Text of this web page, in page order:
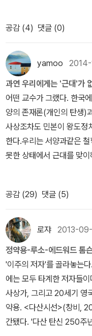
무엇보다 그의 철학은 논
는다. 『그라마톨로지』를
분석과 추론의 상당 부분
정을 통하여 다른 사상가들
의 내면세계, 그리고 텍스
비판적이며 창발적인 대화
자가 총 445쪽의 원서를
소의 글을 비롯하여 무려
히, 데리다 자신이 이 책의
기존의 사상사와 문학사의
체계의 규범과 기준에서
구성하는 텍스트는 찾아보
텍스트 병치 방식과 이질
그가 다른 사상가의 글과
사이에 자신의 텍스트를
고 있다는 점인데, 이것을
olyogue intertextuel)라
에서 실제로 발생하지 않
속된 사상가들과 텍스트
수하면서 가상의 대화를
양 지성사의 ‘샤먼’의 역
어를 향한 꿈』(2020, 민
을 온라인 패밀리데이에서
🤗• 앙드레 지드 『코리동
동성애가 뭐 어쨌다고 난리
고 싶어요.• 비에른 베르예
름출판)• 메릴린 스트래
이클 샌델 『공정하다는
책' 리스트를 정리 중에 샌
더군요.능력주의는 정의로
공과 실패를 재단하는 성
계』에서 장하준 교수의
읽을 내용입니다. 번역도
조금이라도 더 이해해보자
생각합니다. 추천~추천사
이상 능력주의를 완벽하게
가 가진 장점의 시효는 다
주의 정책의 실현을 불가
학 관련한)를 많이 인용하
혈을 기울여 이야기하고 있
면’이다. 그는 능력주의가
고리가 끊어지기 시작했다
차이는 틀에 박힌 개념이
야 비로소 세상은 개념이
의 틀로부터 깨어날 수 있
데리다 & 들뢰즈 : 의미와 무의미
의 도식으로부터 착안한
그저 개념을 위한 도식을
터 벗어날 경우 거꾸로 기
로운 도식을 만들 수 있다
없다. 새로운 개념이 나오
다. 기존의 개념을 파괴하
나 인식 활동이 아니라 개
데리다 & 들뢰즈 : 의미
고, 개념으로 표상되는 물(
미지들의 총합이라고 해
성 중 일부만을 선택적으
것으로 들뢰즈는 '기계'로
게 만들어 줄 수 있다고
것들을 '기계'의 관점에서
e'인 것과 '기계적
미리 설계된 대로 한 치의
은 그러한 엄밀한 체계를
난 직후였던 탓인 것 같다.
자도 모른다'고 할 때의 그
식은 다양하게 읽힐 수도
대한 것이었다. 기역자를
래서 글을 읽는 것과 글쓰
시키는 것에 대한, 무엇보
는 것처럼 말이다.1. 소설
이름을 물은 후 한자로 명
또 한번, 두번을 써서 의
이스의 ‘피네간의 경야’를
로움을 언급하는 대목을
쟁을 뜻하지만 독일어에
수성에 대한 예로 가져온다
이 짧다는 것으로도, 정반
라고 부르는 말은 이런 의
는 차이를 소거시킨다는 데
동일성을 유지하지만 에크
는 것을 보여주는 장면이
수의 언어, 복수의 컨텍스
복의 목숨은 주인의 손에
길게도 만들 수 있는 '노비'
공감 (4) 댓글 (0)
yamoo
과연 우리에게는 '근대'가
어떤 교수가 그랬다. 한국
양의 존재론(개인의 탄생)
사상조차도 민본이 왕도정
한다.우리는 서양과같은
못한 상태에서 근대를 맞
라 여러번 곱씹어 봤다. 어
민사관을 세뇌시킬 때 그
이하다. 그런데 과연 우리
나? 그 교수는 매우 확신에
에 자기는 독일로 유학을
유학을 떠나 그곳에서 박
한 논조의 말을 하곤 했다
가 없었다고 할 수는 없었
과 광산업의 발달로 인해
이에 발맞춰 사상면에서
들였다. 세계 기독교 포교
공감 (29) 댓글 (5)
로쟈 2013-09-
정약용-루소-에드워드 톰
'이주의 저자'를 골라놓는
에는 모두 타계한 저자들
사상가, 그리고 20세기
약용. <다산시선>(창비,
간됐다. '다산 탄신 250주